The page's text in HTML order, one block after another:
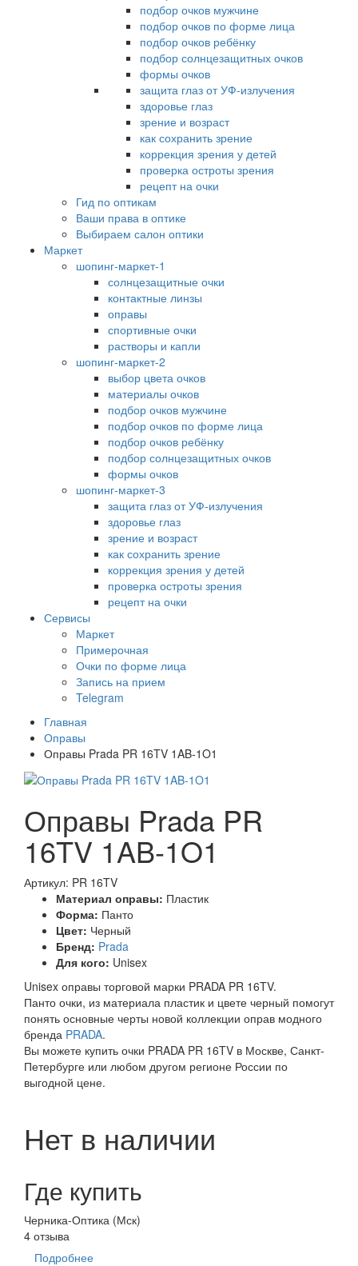
подбор очков мужчине
подбор очков по форме лица
подбор очков ребёнку
подбор солнцезащитных очков
формы очков
защита глаз от УФ-излучения
здоровье глаз
зрение и возраст
как сохранить зрение
коррекция зрения у детей
проверка остроты зрения
рецепт на очки
Гид по оптикам
Ваши права в оптике
Выбираем салон оптики
Маркет
шопинг-маркет-1
солнцезащитные очки
контактные линзы
оправы
спортивные очки
растворы и капли
шопинг-маркет-2
выбор цвета очков
материалы очков
подбор очков мужчине
подбор очков по форме лица
подбор очков ребёнку
подбор солнцезащитных очков
формы очков
шопинг-маркет-3
защита глаз от УФ-излучения
здоровье глаз
зрение и возраст
как сохранить зрение
коррекция зрения у детей
проверка остроты зрения
рецепт на очки
Сервисы
Маркет
Примерочная
Очки по форме лица
Запись на прием
Telegram
Главная
Оправы
Оправы Prada PR 16TV 1AB-1O1
Оправы Prada PR
16TV 1AB-1O1
Артикул: PR 16TV
Материал оправы: Пластик
Форма: Панто
Цвет: Черный
Бренд: Prada
Для кого: Unisex
Unisex оправы торговой марки PRADA PR 16TV.
Панто очки, из материала пластик и цвете черный помогут
понять основные черты новой коллекции оправ модного
бренда PRADA.
Вы можете купить очки PRADA PR 16TV в Москве, Санкт-
Петербурге или любом другом регионе России по
выгодной цене.
Нет в наличии
Где купить
Черника-Оптика (Мск)
4 отзыва
Подробнее